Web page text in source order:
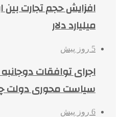
میلیارد دلار
5 روز پیش
اجرای توافقات
سیاست محوری دولت
6 روز پیش